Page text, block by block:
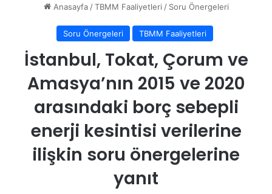
Anasayfa / TBMM Faaliyetleri / Soru Önergeleri
Soru Önergeleri TBMM Faaliyetleri
İstanbul, Tokat, Çorum ve
Amasya’nın 2015 ve 2020
arasındaki borç sebepli
enerji kesintisi verilerine
ilişkin soru önergelerine
yanıt